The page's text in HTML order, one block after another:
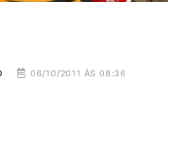
06/10/2011 ÀS 08:36